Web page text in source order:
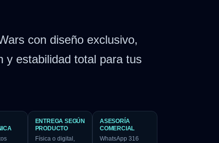
con diseño exclusivo,
y estabilidad total para tus
ENTREGA SEGÚN
PRODUCTO
Física o digital,
ASESORÍA
COMERCIAL
WhatsApp 316